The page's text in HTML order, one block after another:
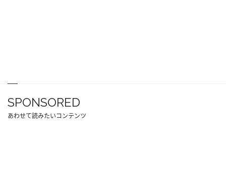
SPONSORED
あわせて読みたいコンテンツ